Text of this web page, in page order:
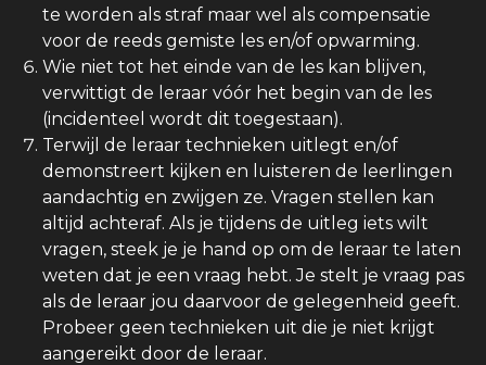
te worden als straf maar wel als compensatie
voor de reeds gemiste les en/of opwarming.
Wie niet tot het einde van de les kan blijven,
verwittigt de leraar vóór het begin van de les
(incidenteel wordt dit toegestaan).
Terwijl de leraar technieken uitlegt en/of
demonstreert kijken en luisteren de leerlingen
aandachtig en zwijgen ze. Vragen stellen kan
altijd achteraf. Als je tijdens de uitleg iets wilt
vragen, steek je je hand op om de leraar te laten
weten dat je een vraag hebt. Je stelt je vraag pas
als de leraar jou daarvoor de gelegenheid geeft.
Probeer geen technieken uit die je niet krijgt
aangereikt door de leraar.